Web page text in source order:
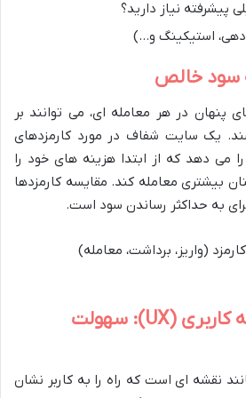
پیشرفته نیاز دارید؟
استیکینگ و…)
سود خالص
پنهان در هر معامله ای، می توانند بر
یک سایت شفاف در مورد کارمزدهای
را می دهد که از ابتدا هزینه های خود را
بیشتری معامله کند. مقایسه کارمزدها
به حداکثر رساندن سود است.
(واریز، برداشت، معامله)
رابط کاربری و تجربه کاربری (UX): سهولت
نقشه ای است که راه را به کاربر نشان